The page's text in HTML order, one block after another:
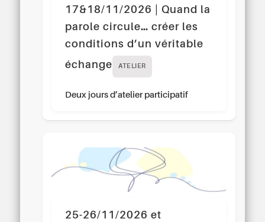
17&18/11/2026 | Quand la
parole circule… créer les
conditions d’un véritable
échange
ATELIER
Deux jours d’atelier participatif
25-26/11/2026 et